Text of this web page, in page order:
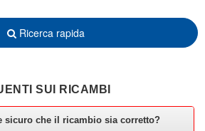
Ricerca rapida
SUI RICAMBI
sicuro che il ricambio sia corretto?